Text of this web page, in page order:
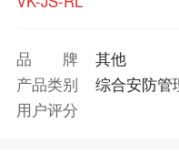
品牌
其他
产品类别
综合安防管
用户评分